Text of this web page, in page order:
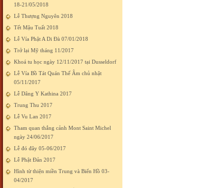
18-21/05/2018
Lễ Thượng Nguyên 2018
Tết Mậu Tuất 2018
Lễ Vía Phật A Di Đà 07/01/2018
Trở lại Mỹ tháng 11/2017
Khoá tu học ngày 12/11/2017 tại Dusseldorf
Lễ Vía Bồ Tát Quán Thế Âm chủ nhật
05/11/2017
Lễ Dâng Y Kathina 2017
Trung Thu 2017
Lễ Vu Lan 2017
Tham quan thắng cảnh Mont Saint Michel
ngày 24/06/2017
Lễ đó đây 05-06/2017
Lễ Phật Đản 2017
Hình từ thiện miền Trung và Biển Hồ 03-
04/2017